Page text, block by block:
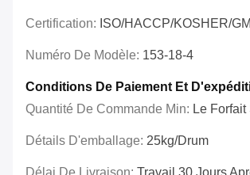
Certification: ISO/HACCP/KOSHER/
Numéro De Modèle: 153-18-4
Conditions De Paiement Et
Quantité De Commande Min: Le
Détails D'emballage: 25kg/drum